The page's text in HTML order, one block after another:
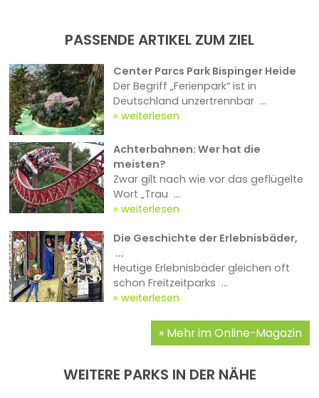
PASSENDE ARTIKEL ZUM ZIEL
Center Parcs Park Bispinger Heide
Der Begriff „Ferienpark“ ist in
Deutschland unzertrennbar ...
weiterlesen
Achterbahnen: Wer hat die
meisten?
Zwar gilt nach wie vor das geflügelte
Wort „Trau ...
weiterlesen
Die Geschichte der Erlebnisbäder,
...
Heutige Erlebnisbäder gleichen oft
schon Freitzeitparks ...
weiterlesen
Mehr im Online-Magazin
WEITERE PARKS IN DER NÄHE